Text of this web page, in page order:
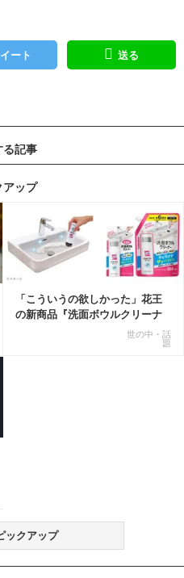
ート 送る
る記事
アップ
「こういうの欲しかった」花王
の新商品『洗面ボウルクリーナ
世の中・話
題
ックアップ